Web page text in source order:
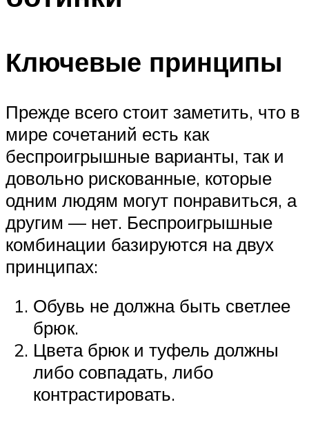
Ключевые принципы
Прежде всего стоит заметить, что в
мире сочетаний есть как
беспроигрышные варианты, так и
довольно рискованные, которые
одним людям могут понравиться, а
другим — нет. Беспроигрышные
комбинации базируются на двух
принципах:
Обувь не должна быть светлее
брюк.
Цвета брюк и туфель должны
либо совпадать, либо
контрастировать.